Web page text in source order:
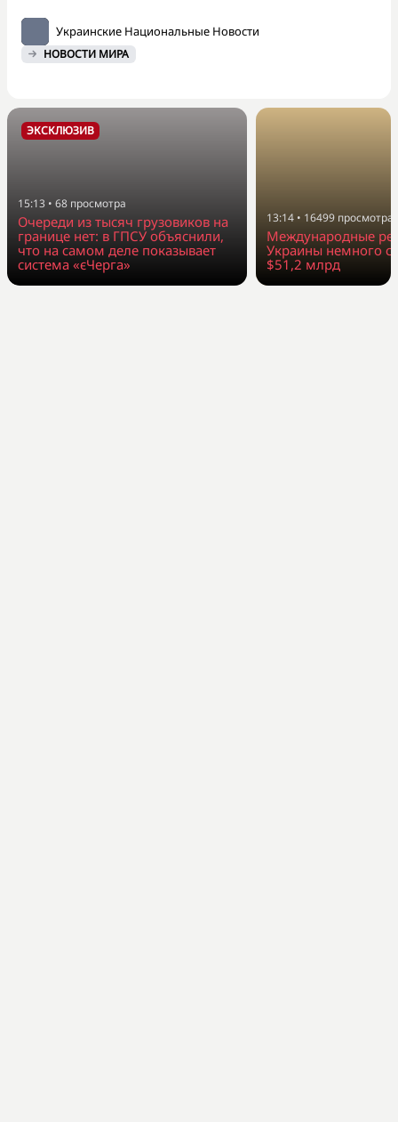
Украинские Национальные Новости
НОВОСТИ МИРА
ЭКСКЛЮЗИВ
15:13 • 68 просмотра
Очереди из тысяч грузовиков на
границе нет: в ГПСУ объяснили,
что на самом деле показывает
система «єЧерга»
13:14 • 16499 просмотра
Международные
Украины немного
$51,2 млрд